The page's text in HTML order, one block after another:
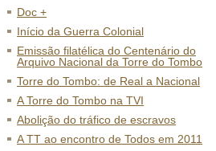
Doc +
Início da Guerra Colonial
Emissão filatélica do Centenário do
Arquivo Nacional da Torre do Tombo
Torre do Tombo: de Real a Nacional
A Torre do Tombo na TVI
Abolição do tráfico de escravos
A TT ao encontro de Todos em 2011